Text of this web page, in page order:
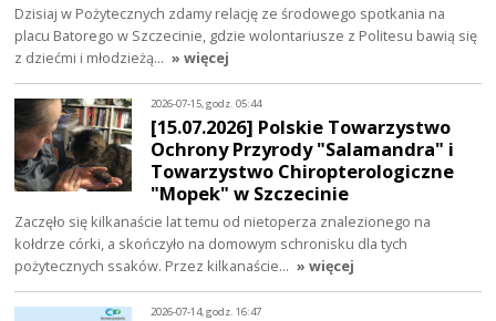
Dzisiaj w Pożytecznych zdamy relację ze środowego spotkania na
placu Batorego w Szczecinie, gdzie wolontariusze z Politesu bawią się
z dziećmi i młodzieżą… » więcej
2026-07-15, godz. 05:44
[15.07.2026] Polskie Towarzystwo
Ochrony Przyrody "Salamandra" i
Towarzystwo Chiropterologiczne
"Mopek" w Szczecinie
Zaczęło się kilkanaście lat temu od nietoperza znalezionego na
kołdrze córki, a skończyło na domowym schronisku dla tych
pożytecznych ssaków. Przez kilkanaście… » więcej
2026-07-14, godz. 16:47